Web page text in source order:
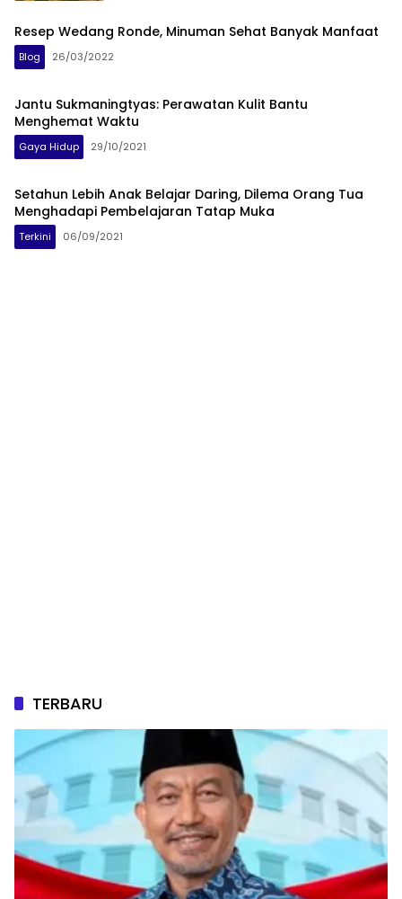
Resep Wedang Ronde, Minuman Sehat Banyak Manfaat
Blog 26/03/2022
Jantu Sukmaningtyas: Perawatan Kulit Bantu
Menghemat Waktu
Gaya Hidup 29/10/2021
Setahun Lebih Anak Belajar Daring, Dilema Orang Tua
Menghadapi Pembelajaran Tatap Muka
Terkini 06/09/2021
TERBARU